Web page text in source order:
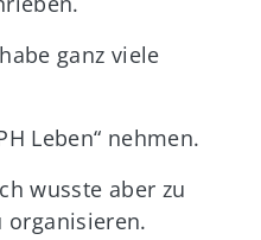
ganz viele
Leben“ nehmen.
wusste aber zu
organisieren.